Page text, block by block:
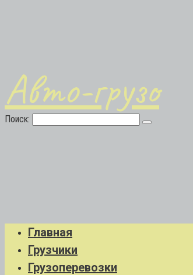
Авто-грузо
Поиск:
Главная
Грузчики
Грузоперевозки